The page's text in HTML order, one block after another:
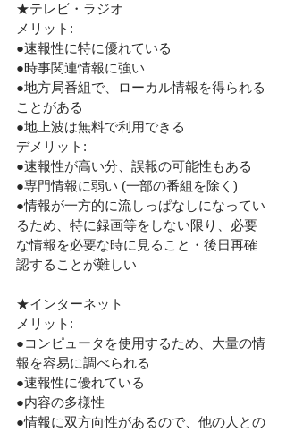
★テレビ・ラジオ
メリット:
●速報性に特に優れている
●時事関連情報に強い
●地方局番組で、ローカル情報を得られる
ことがある
●地上波は無料で利用できる
デメリット:
●速報性が高い分、誤報の可能性もある
●専門情報に弱い (一部の番組を除く)
●情報が一方的に流しっぱなしになってい
るため、特に録画等をしない限り、必要
な情報を必要な時に見ること・後日再確
認することが難しい
★インターネット
メリット:
●コンピュータを使用するため、大量の情
報を容易に調べられる
●速報性に優れている
●内容の多様性
●情報に双方向性があるので、他の人との